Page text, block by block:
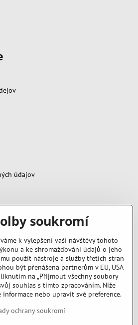
údajov
soukromí
k vylepšení vaší návštěvy tohoto
a ke shromažďování údajů o jeho
použít nástroje a služby třetích stran
být přenášena partnerům v EU, USA
na „Přijmout všechny soubory
souhlas s tímto zpracováním. Níže
nebo upravit své preference.
ochrany soukromí